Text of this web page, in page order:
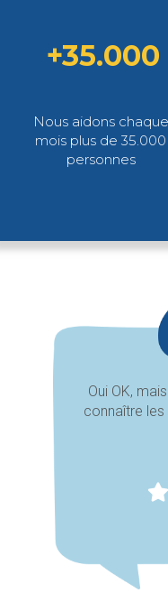
+35.000
Nous aidons chaque
mois plus de 35.000
personnes
Oui OK,
connaître